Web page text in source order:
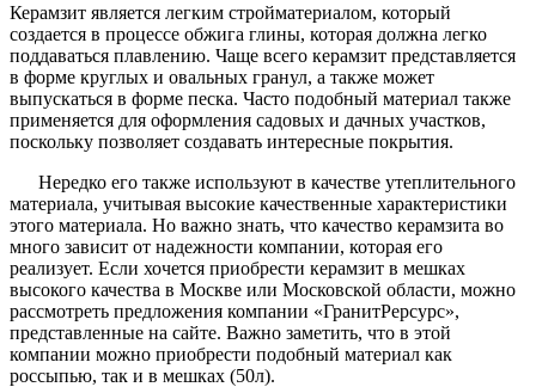
Керамзит является легким стройматериалом, который
создается в процессе обжига глины, которая должна легко
поддаваться плавлению. Чаще всего керамзит представляется
в форме круглых и овальных гранул, а также может
выпускаться в форме песка. Часто подобный материал также
применяется для оформления садовых и дачных участков,
поскольку позволяет создавать интересные покрытия.
Нередко его также используют в качестве утеплительного
материала, учитывая высокие качественные характеристики
этого материала. Но важно знать, что качество керамзита во
много зависит от надежности компании, которая его
реализует. Если хочется приобрести керамзит в мешках
высокого качества в Москве или Московской области, можно
рассмотреть предложения компании «ГранитРерсурс»,
представленные на сайте. Важно заметить, что в этой
компании можно приобрести подобный материал как
россыпью, так и в мешках (50л).